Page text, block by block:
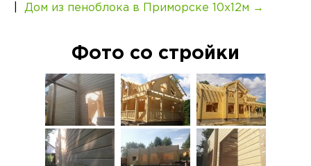
Дом из пеноблока в Приморске 10х12м →
Фото со стройки